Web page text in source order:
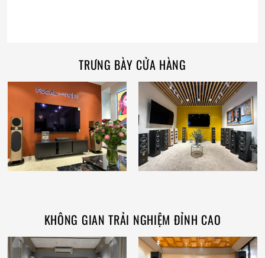
TRƯNG BÀY CỬA HÀNG
KHÔNG GIAN TRẢI NGHIỆM ĐỈNH CAO